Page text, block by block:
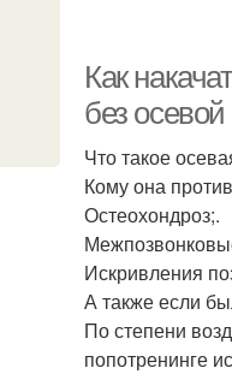
Как
без осевой
Что такое
Кому она
Остеохондроз;.
Искривления
А также если
По степени
попотренинге